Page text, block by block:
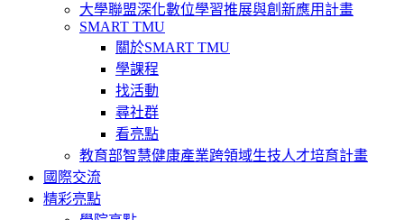
大學聯盟深化數位學習推展與創新應用計畫
SMART TMU
關於SMART TMU
學課程
找活動
尋社群
看亮點
教育部智慧健康產業跨領域生技人才培育計畫
國際交流
精彩亮點